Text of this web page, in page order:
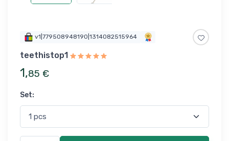
v1|779508948190|1314082515964
teethistop1
1,85 €
Set: